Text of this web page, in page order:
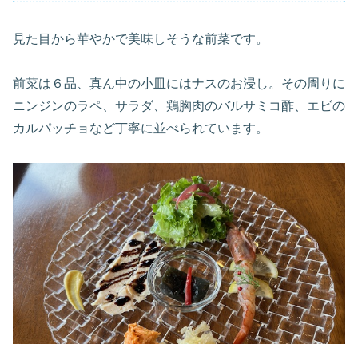
見た目から華やかで美味しそうな前菜です。
前菜は６品、真ん中の小皿にはナスのお浸し。その周りに
ニンジンのラペ、サラダ、鶏胸肉のバルサミコ酢、エビの
カルパッチョなど丁寧に並べられています。